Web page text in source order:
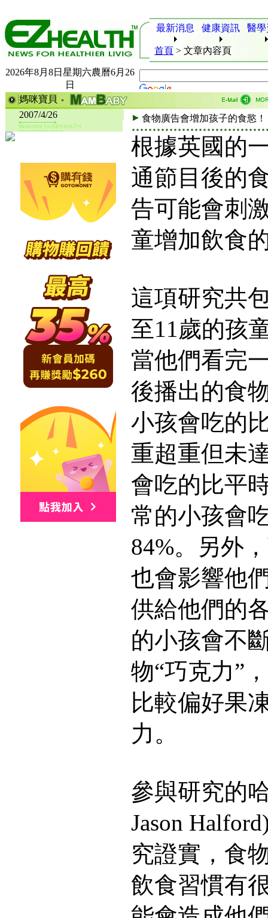
最新消息 健康資訊 醫
首頁 > 文章內容頁
2026年8月8日星期六農曆6月26
日
媽咪寶貝
2007/4/26
食物廣告會增加孩子的食慾！
根據英國的
通節目後的
告可能會刺
童增加飲食
這項研究共
至11歲的孩
當他們看完
後播出的食
小孩會吃的
重超重但未
會吃的比平
常的小孩會
84%。另外
也會影響他
供給他們的
的小孩會不
物“巧克力”
比較偏好果
力。
參與研究的
Jason
究證實，食
飲食習慣有